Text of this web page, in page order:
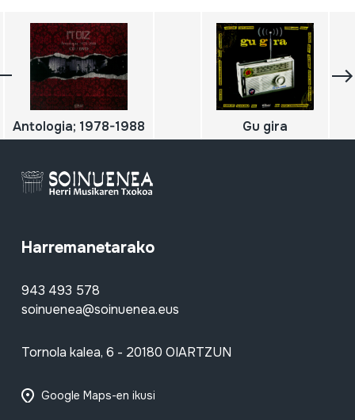
Antologia; 1978-1988 Gu gira
Harremanetarako
943 493 578
soinuenea@soinuenea.eus
Tornola kalea, 6 - 20180 OIARTZUN
Google Maps-en ikusi